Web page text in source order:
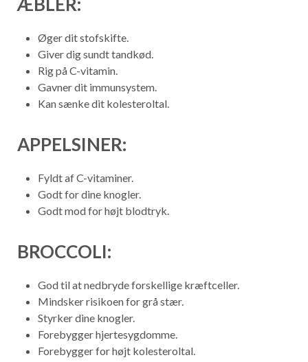
Øger dit stofskifte.
Giver dig sundt tandkød.
Rig på C-vitamin.
Gavner dit immunsystem.
Kan sænke dit kolesteroltal.
APPELSINER:
Fyldt af C-vitaminer.
Godt for dine knogler.
Godt mod for højt blodtryk.
BROCCOLI:
God til at nedbryde forskellige kræftceller.
Mindsker risikoen for grå stær.
Styrker dine knogler.
Forebygger hjertesygdomme.
Forebygger for højt kolesteroltal.